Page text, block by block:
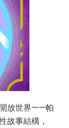
放世界——帕
故事結構，